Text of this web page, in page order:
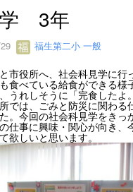
学 3年
福生第二小 一般
市役所へ、社会科見学に行
食べている給食ができる様
うれしそうに「完食したよ
では、ごみと防災に関わる
。今回の社会科見学をきっ
仕事に興味・関心が向き、
欲しいと思います。